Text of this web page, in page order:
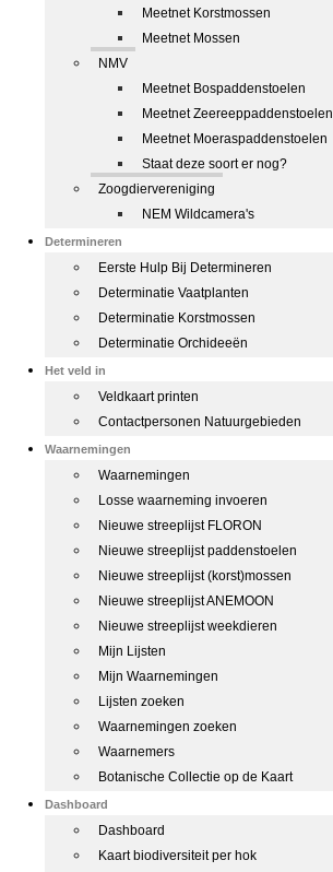
Meetnet Korstmossen
Meetnet Mossen
NMV
Meetnet Bospaddenstoelen
Meetnet Zeereeppaddenstoelen
Meetnet Moeraspaddenstoelen
Staat deze soort er nog?
Zoogdiervereniging
NEM Wildcamera's
Determineren
Eerste Hulp Bij Determineren
Determinatie Vaatplanten
Determinatie Korstmossen
Determinatie Orchideeën
Het veld in
Veldkaart printen
Contactpersonen Natuurgebieden
Waarnemingen
Waarnemingen
Losse waarneming invoeren
Nieuwe streeplijst FLORON
Nieuwe streeplijst paddenstoelen
Nieuwe streeplijst (korst)mossen
Nieuwe streeplijst ANEMOON
Nieuwe streeplijst weekdieren
Mijn Lijsten
Mijn Waarnemingen
Lijsten zoeken
Waarnemingen zoeken
Waarnemers
Botanische Collectie op de Kaart
Dashboard
Dashboard
Kaart biodiversiteit per hok